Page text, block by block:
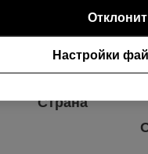
Страна
Настройки